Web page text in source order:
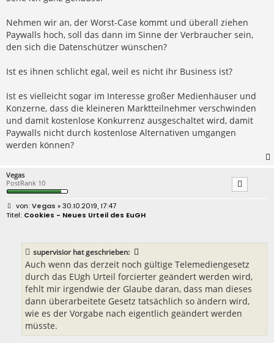
Nehmen wir an, der Worst-Case kommt und überall ziehen
Paywalls hoch, soll das dann im Sinne der Verbraucher sein,
den sich die Datenschützer wünschen?
Ist es ihnen schlicht egal, weil es nicht ihr Business ist?
Ist es vielleicht sogar im Interesse großer Medienhäuser und
Konzerne, dass die kleineren Marktteilnehmer verschwinden
und damit kostenlose Konkurrenz ausgeschaltet wird, damit
Paywalls nicht durch kostenlose Alternativen umgangen
werden können?
Vegas
PostRank 10
B
e
Vegas » 30.10.2019, 17:47
Cookies - Neues Urteil des EuGH
supervisiorhat geschrieben:
Auch wenn das derzeit noch gültige Telemediengesetz
durch das EUgh Urteil forcierter geändert werden wird,
fehlt mir irgendwie der Glaube daran, dass man dieses
dann überarbeitete Gesetz tatsächlich so ändern wird,
wie es der Vorgabe nach eigentlich geändert werden
müsste.